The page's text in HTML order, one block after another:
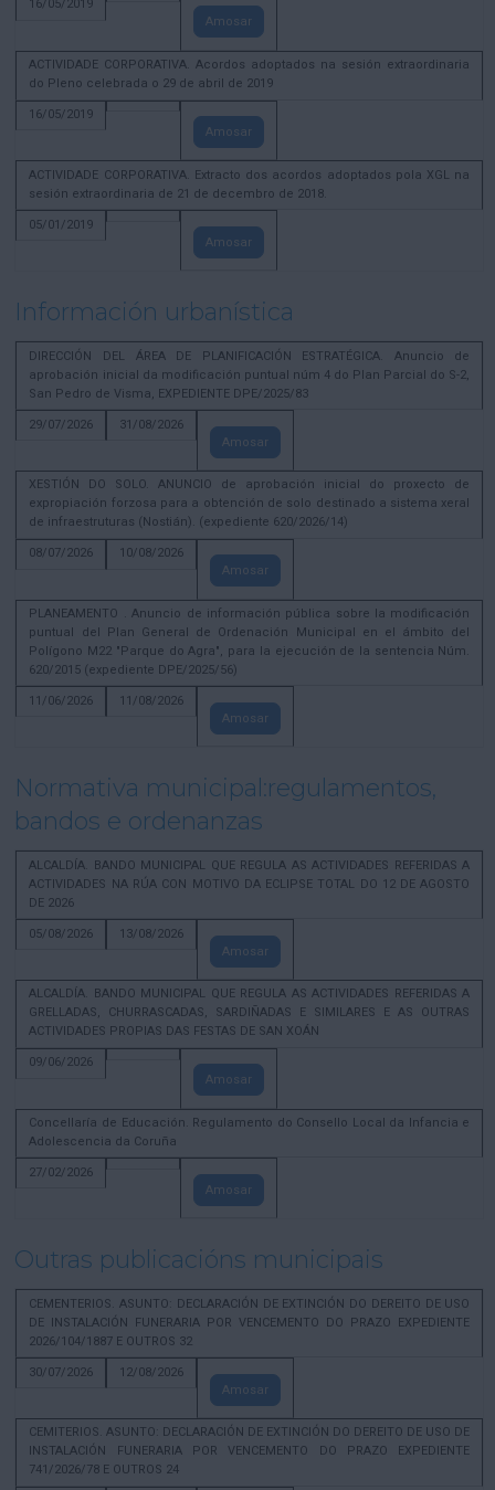
16/05/2019
Amosar
ACTIVIDADE CORPORATIVA. Acordos adoptados na sesión extraordinaria
do Pleno celebrada o 29 de abril de 2019
16/05/2019
Amosar
ACTIVIDADE CORPORATIVA. Extracto dos acordos adoptados pola XGL na
sesión extraordinaria de 21 de decembro de 2018.
05/01/2019
Amosar
Información urbanística
DIRECCIÓN DEL ÁREA DE PLANIFICACIÓN ESTRATÉGICA. Anuncio de
aprobación inicial da modificación puntual núm 4 do Plan Parcial do S-2,
San Pedro de Visma, EXPEDIENTE DPE/2025/83
29/07/2026
31/08/2026
Amosar
XESTIÓN DO SOLO. ANUNCIO de aprobación inicial do proxecto de
expropiación forzosa para a obtención de solo destinado a sistema xeral
de infraestruturas (Nostián). (expediente 620/2026/14)
08/07/2026
10/08/2026
Amosar
PLANEAMENTO . Anuncio de información pública sobre la modificación
puntual del Plan General de Ordenación Municipal en el ámbito del
Polígono M22 "Parque do Agra", para la ejecución de la sentencia Núm.
620/2015 (expediente DPE/2025/56)
11/06/2026
11/08/2026
Amosar
Normativa municipal:regulamentos,
bandos e ordenanzas
ALCALDÍA. BANDO MUNICIPAL QUE REGULA AS ACTIVIDADES REFERIDAS A
ACTIVIDADES NA RÚA CON MOTIVO DA ECLIPSE TOTAL DO 12 DE AGOSTO
DE 2026
05/08/2026
13/08/2026
Amosar
ALCALDÍA. BANDO MUNICIPAL QUE REGULA AS ACTIVIDADES REFERIDAS A
GRELLADAS, CHURRASCADAS, SARDIÑADAS E SIMILARES E AS OUTRAS
ACTIVIDADES PROPIAS DAS FESTAS DE SAN XOÁN
09/06/2026
Amosar
Concellaría de Educación. Regulamento do Consello Local da Infancia e
Adolescencia da Coruña
27/02/2026
Amosar
Outras publicacións municipais
CEMENTERIOS. ASUNTO: DECLARACIÓN DE EXTINCIÓN DO DEREITO DE USO
DE INSTALACIÓN FUNERARIA POR VENCEMENTO DO PRAZO EXPEDIENTE
2026/104/1887 E OUTROS 32
30/07/2026
12/08/2026
Amosar
CEMITERIOS. ASUNTO: DECLARACIÓN DE EXTINCIÓN DO DEREITO DE USO DE
INSTALACIÓN FUNERARIA POR VENCEMENTO DO PRAZO EXPEDIENTE
741/2026/78 E OUTROS 24